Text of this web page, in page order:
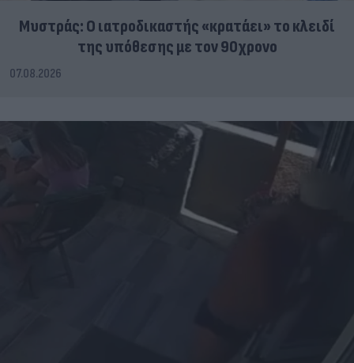
Μυστράς: Ο ιατροδικαστής «κρατάει» το κλειδί
της υπόθεσης με τον 90χρονο
07.08.2026